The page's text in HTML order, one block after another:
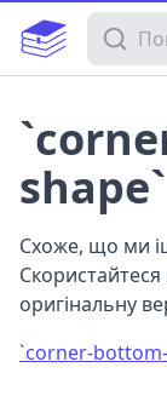
Пошук у
Схоже, що ми
оригінальну
`corner-